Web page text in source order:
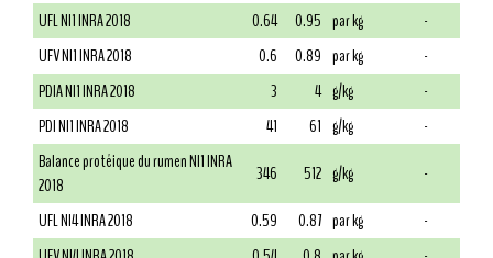
UFL NI1 INRA 2018
0.64 0.95 par kg
-
UFV NI1 INRA 2018
0.6 0.89 par kg
-
PDIA NI1 INRA 2018
3 4 g/kg
-
PDI NI1 INRA 2018
41 61 g/kg
-
Balance protéique du rumen NI1 INRA
2018
346 512 g/kg
-
UFL NI4 INRA 2018
0.59 0.87 par kg
-